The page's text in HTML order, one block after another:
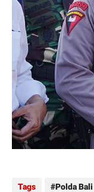
Tags Polda Bali